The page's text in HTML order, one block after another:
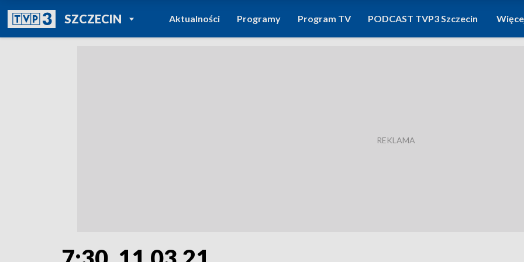
SZCZECINPOWRÓT DO
TVP REGIONY
Aktualności Programy Program TV PODCAST TVP3 Szczecin